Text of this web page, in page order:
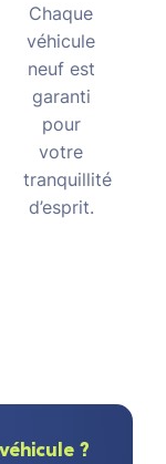
Chaque
véhicule
neuf est
garanti
pour
votre
tranquillité
d’esprit.
?